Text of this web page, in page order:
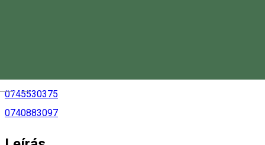
Magyar
0745530375
0740883097